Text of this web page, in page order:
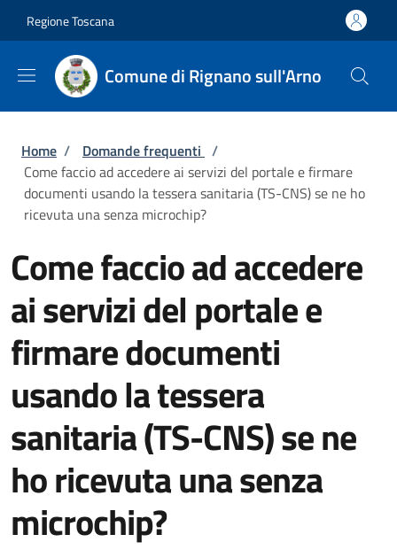
Regione Toscana
Comune di Rignano sull'Arno
Briciole di pane
Home / Domande frequenti /
Come faccio ad accedere ai servizi del portale e firmare
documenti usando la tessera sanitaria (TS-CNS) se ne ho
ricevuta una senza microchip?
Come faccio ad accedere
ai servizi del portale e
firmare documenti
usando la tessera
sanitaria (TS-CNS) se ne
ho ricevuta una senza
microchip?